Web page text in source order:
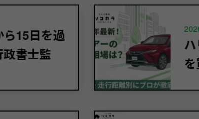
15日を過
書士監